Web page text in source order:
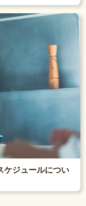
ケジュールについ